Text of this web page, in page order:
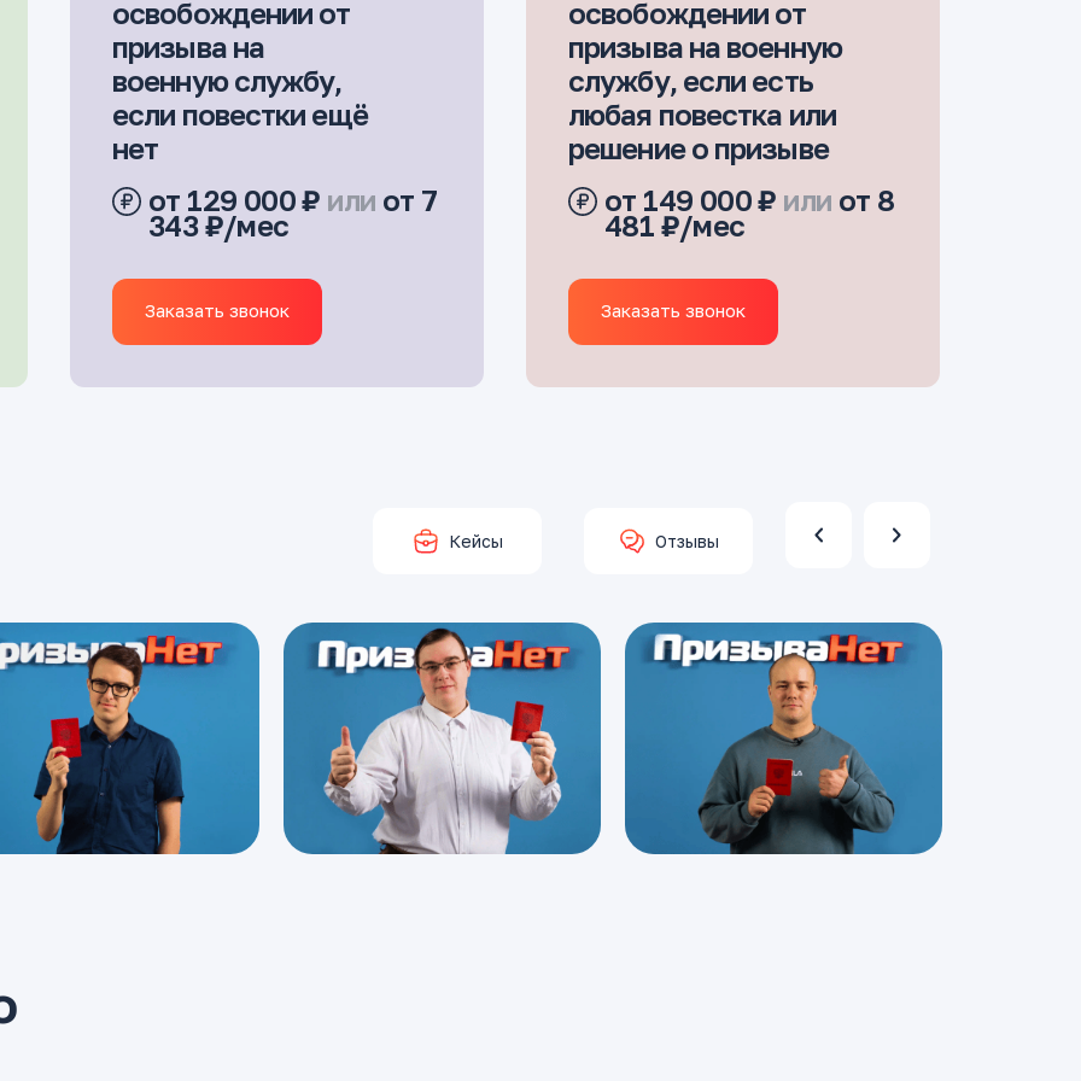
освобождении от
призыва на
военную службу,
если повестки ещё
нет
от 129 000 ₽ или от 7
343 ₽/мес
Заказать звонок
освобождении от
призыва на военную
службу, если есть
любая повестка или
решение о призыве
от 149 000 ₽ или от 8
481 ₽/мес
Заказать звонок
Кейсы Отзывы